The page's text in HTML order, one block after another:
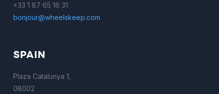
+33 1 87 65 16 31
bonjour@wheelskeep.com
SPAIN
Plaza Catalunya 1,
08002